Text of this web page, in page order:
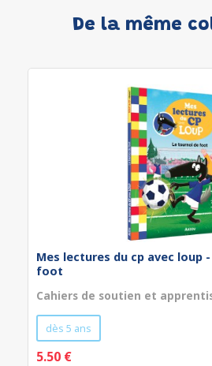
De la même
Mes lectures du cp avec loup
foot
Cahiers de soutien et
dès 5 ans
5.50 €